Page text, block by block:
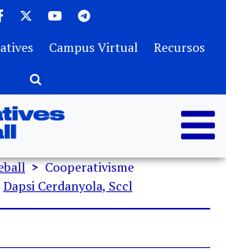
Campus Virtual Recursos
Cooperativisme
Dapsi Cerdanyola, Sccl